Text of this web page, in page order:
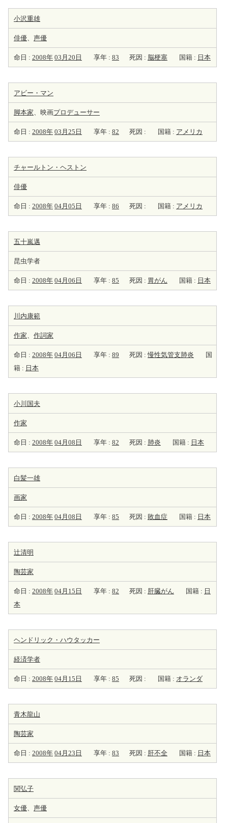
小沢重雄
俳優、 声優
命日 : 2008年 03月20日 享年 : 83 死因 : 脳梗塞 国籍 : 日本
アビー・マン
脚本家、映画プロデューサー
命日 : 2008年 03月25日 享年 : 82 死因 : 国籍 : アメリカ
チャールトン・ヘストン
俳優
命日 : 2008年 04月05日 享年 : 86 死因 : 国籍 : アメリカ
五十嵐邁
昆虫学者
命日 : 2008年 04月06日 享年 : 85 死因 : 胃がん 国籍 : 日本
川内康範
作家、 作詞家
命日 : 2008年 04月06日 享年 : 89 死因 : 慢性気管支肺炎
国
籍 : 日本
小川国夫
作家
命日 : 2008年 04月08日 享年 : 82 死因 : 肺炎 国籍 : 日本
白髪一雄
画家
命日 : 2008年 04月08日 享年 : 85 死因 : 敗血症 国籍 : 日本
辻清明
陶芸家
命日 : 2008年 04月15日 享年 : 82 死因 : 肝臓がん 国籍 : 日
本
ヘンドリック・ハウタッカー
経済学者
命日 : 2008年 04月15日 享年 : 85 死因 : 国籍 : オランダ
青木龍山
陶芸家
命日 : 2008年 04月23日 享年 : 83 死因 : 肝不全 国籍 : 日本
関弘子
女優、 声優